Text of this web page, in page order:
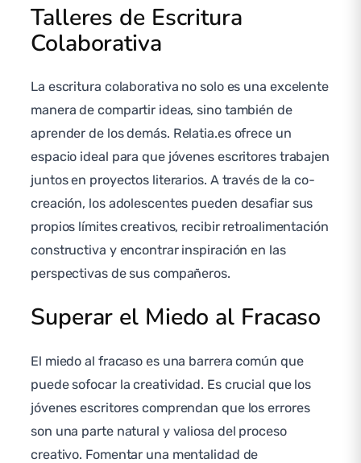
Talleres de Escritura
Colaborativa
La escritura colaborativa no solo es una excelente
manera de compartir ideas, sino también de
aprender de los demás. Relatia.es ofrece un
espacio ideal para que jóvenes escritores trabajen
juntos en proyectos literarios. A través de la co-
creación, los adolescentes pueden desafiar sus
propios límites creativos, recibir retroalimentación
constructiva y encontrar inspiración en las
perspectivas de sus compañeros.
Superar el Miedo al Fracaso
El miedo al fracaso es una barrera común que
puede sofocar la creatividad. Es crucial que los
jóvenes escritores comprendan que los errores
son una parte natural y valiosa del proceso
creativo. Fomentar una mentalidad de